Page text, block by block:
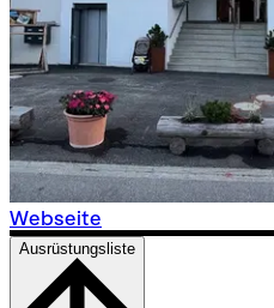
Webseite
Ausrüstungsliste